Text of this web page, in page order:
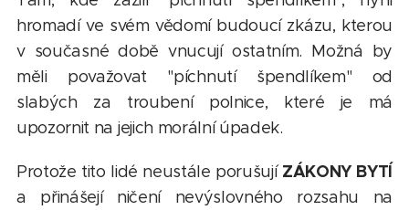
hromadí ve svém vědomí budoucí zkázu, kterou
v současné době vnucují ostatním. Možná by
měli považovat "píchnutí špendlíkem" od
slabých za troubení polnice, které je má
upozornit na jejich morální úpadek.
Protože tito lidé neustále porušujíZÁKONY BYTÍ
a přinášejí ničení nevýslovného rozsahu na